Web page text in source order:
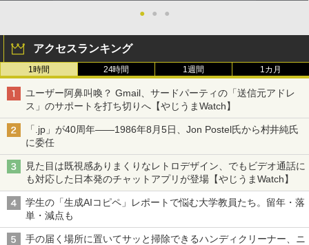
● ● ●
アクセスランキング
1時間 24時間 1週間 1カ月
ユーザー阿鼻叫喚？ Gmail、サードパーティの「送信元アドレ
ス」のサポートを打ち切りへ【やじうまWatch】
「.jp」が40周年――1986年8月5日、Jon Postel氏から村井純氏
に委任
見た目は既視感ありまくりなレトロデザイン、でもビデオ通話に
も対応した日本発のチャットアプリが登場【やじうまWatch】
学生の「生成AIコピペ」レポートで悩む大学教員たち。留年・落
単・減点も
手の届く場所に置いてサッと掃除できるハンディクリーナー、ニ